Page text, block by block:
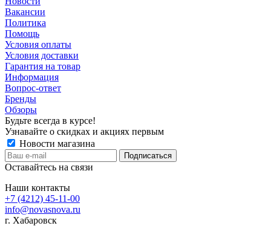
Вакансии
Политика
Помощь
Условия оплаты
Условия доставки
Гарантия на товар
Информация
Вопрос-ответ
Бренды
Обзоры
Будьте всегда в курсе!
Узнавайте о скидках и акциях первым
Новости магазина
Оставайтесь на связи
Наши контакты
+7 (4212) 45-11-00
info@novasnova.ru
г. Хабаровск